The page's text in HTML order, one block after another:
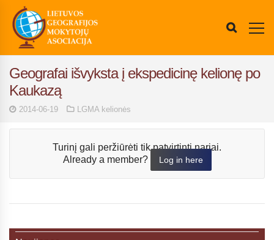
Geografai išvyksta į ekspedicinę kelionę po
Kaukazą
2014-06-19 LGMA kelionės
Turinį gali peržiūrėti tik patvirtinti nariai.
Already a member?
Log in here